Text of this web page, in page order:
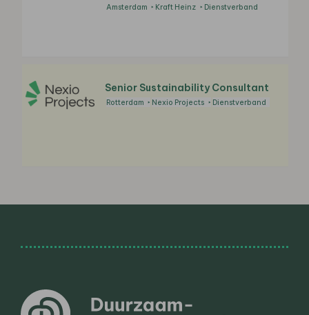
Amsterdam Kraft Heinz Dienstverband
Senior Sustainability Consultant
Rotterdam Nexio Projects Dienstverband